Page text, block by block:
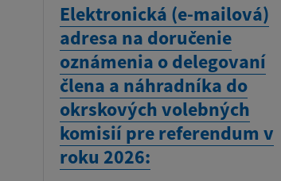
Elektronická (e-mailová)
adresa na doručenie
oznámenia o delegovaní
člena a náhradníka do
okrskových volebných
komisií pre referendum v
roku 2026: